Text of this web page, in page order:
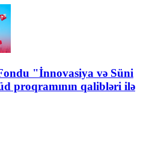
"İnnovasiya və Süni
proqramının qalibləri ilə